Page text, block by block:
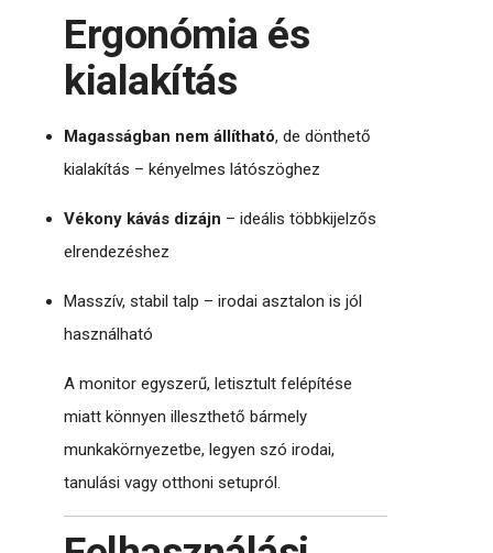
Ergonómia és
kialakítás
Magasságban nem állítható, de dönthető
kialakítás – kényelmes látószöghez
Vékony kávás dizájn – ideális többkijelzős
elrendezéshez
Masszív, stabil talp – irodai asztalon is jól
használható
A monitor egyszerű, letisztult felépítése
miatt könnyen illeszthető bármely
munkakörnyezetbe, legyen szó irodai,
tanulási vagy otthoni setupról.